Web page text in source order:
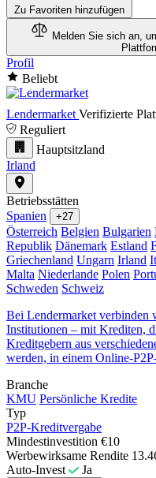
Zu Favoriten hinzufügen
Melden Sie sich an,
Profil
Beliebt
Lendermarket Verifizierte
Reguliert
Hauptsitzland
Irland
Betriebsstätten
Spanien
+27
Österreich Belgien Bulgarien
Republik Dänemark Estland
Griechenland Ungarn Irland
Malta Niederlande Polen
Schweden Schweiz
Bei Lendermarket verbinden
Institutionen – mit Krediten,
Kreditgebern aus
werden, in einem Online-
Branche
KMU Persönliche Kredite
Typ
P2P-Kreditvergabe
Mindestinvestition €10
Werbewirksame Rendite
Auto-Invest
Ja